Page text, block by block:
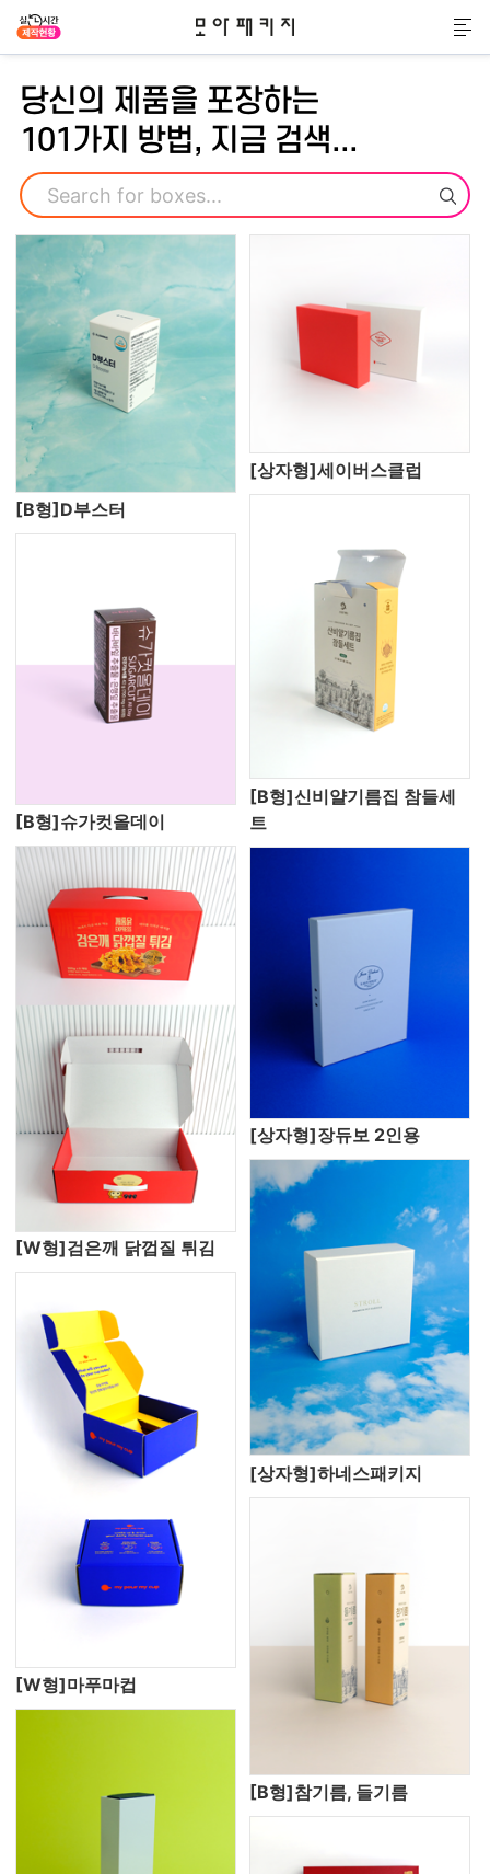
모아패키지
메
당신의 제품을 포장하는
101가지 방법, 지금 검색...
검색
[B형]D부스터
[상자형]세이버스클럽
[B형]슈가컷올데이
[B형]신비얄기름집 참들세
트
[W형]검은깨 닭껍질 튀김
[상자형]장듀보 2인용
[W형]마푸마컵
[상자형]하네스패키지
[B형]참기름, 들기름